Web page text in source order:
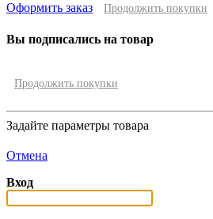
Оформить заказ Продолжить покупки
Вы подписались на товар
Продолжить покупки
Задайте параметры товара
Отмена
Вход